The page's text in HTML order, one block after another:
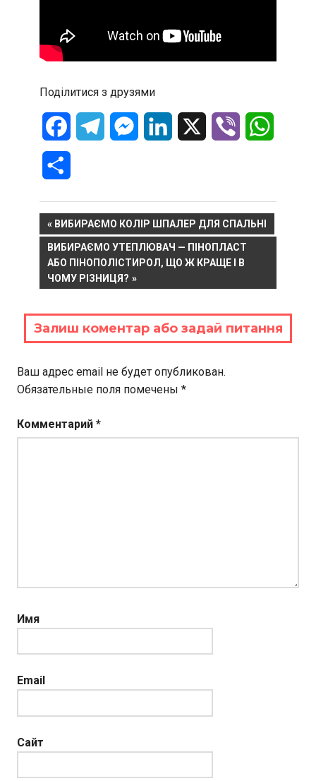
Поділитися з друзями
FacebookTelegramMessenger
LinkedIn Viber
Навигация
по
записям
PREVIOUS
POST:
ВИБИРАЄМО КОЛІР ШПАЛЕР ДЛЯ СПАЛЬНІ
NEXT
POST:
ВИБИРАЄМО УТЕПЛЮВАЧ — ПІНОПЛАСТ
АБО ПІНОПОЛІСТИРОЛ, ЩО Ж КРАЩЕ І В
ЧОМУ РІЗНИЦЯ?
Залиш коментар або задай питання
Ваш адрес email не будет опубликован.
Обязательные поля помечены *
Комментарий *
Имя
Email
Сайт